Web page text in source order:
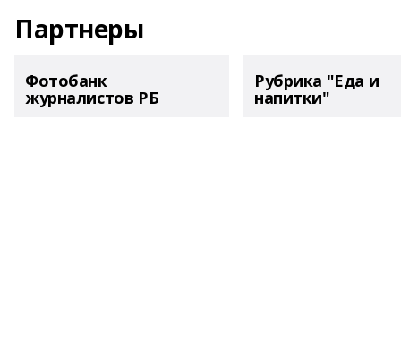
Партнеры
Фотобанк
журналистов РБ
Рубрика "Еда и
напитки"